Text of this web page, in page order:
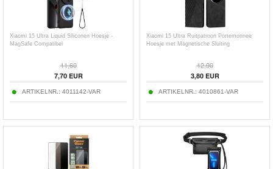
Xiaomi 15 Ultra Liquid Siliconen Hoesje -
MagSafe Compatibel
11,60
7,70EUR
ARTIKELNR.: 4011142-VAR
Xiaomi 15 Ultra Ruitpatroon Portemonnee
Hoesje met Magnetische Sluiting
12,90
3,80EUR
ARTIKELNR.: 4010861-VAR